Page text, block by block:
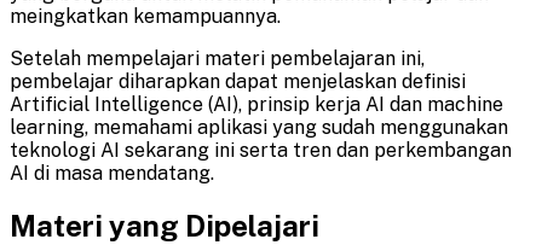
meingkatkan kemampuannya.
Setelah mempelajari materi pembelajaran ini,
pembelajar diharapkan dapat menjelaskan definisi
Artificial Intelligence (AI), prinsip kerja AI dan machine
learning, memahami aplikasi yang sudah menggunakan
teknologi AI sekarang ini serta tren dan perkembangan
AI di masa mendatang.
Materi yang Dipelajari